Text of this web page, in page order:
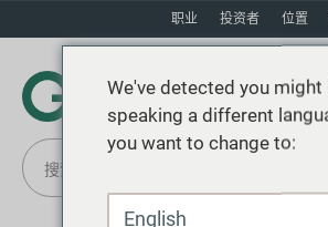
职业 投资者 位置
We've detected you might
speaking a different
you want to change to:
English